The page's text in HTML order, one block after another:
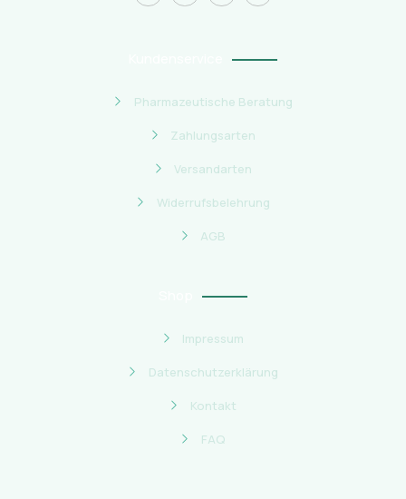
Pharmazeutische Beratung
Zahlungsarten
Versandarten
Widerrufsbelehrung
AGB
Impressum
Datenschutzerklärung
Kontakt
FAQ